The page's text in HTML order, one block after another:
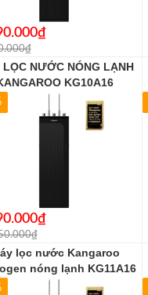
LỌC NƯỚC NÓNG LẠNH
KG10A16
lọc nước Kangaroo
nóng lạnh KG11A16
(KG11A6)